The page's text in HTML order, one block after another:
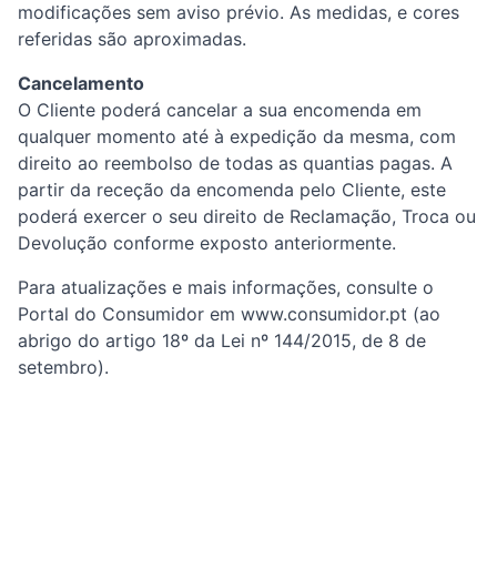
modificações sem aviso prévio. As medidas, e cores
referidas são aproximadas.
Cancelamento
O Cliente poderá cancelar a sua encomenda em
qualquer momento até à expedição da mesma, com
direito ao reembolso de todas as quantias pagas. A
partir da receção da encomenda pelo Cliente, este
poderá exercer o seu direito de Reclamação, Troca ou
Devolução conforme exposto anteriormente.
Para atualizações e mais informações, consulte o
Portal do Consumidor em www.consumidor.pt (ao
abrigo do artigo 18º da Lei nº 144/2015, de 8 de
setembro).